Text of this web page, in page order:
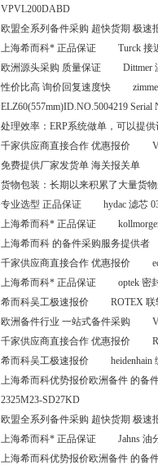
VPVL200DABD
欧盟全系列备件采购 超快货期 极
上海希而科* 正品保证 Turck 接
欧洲源头采购 质量保证 Dittmer 温
性价比高 询价回复速度快 zimmer
ELZ60(557mm)ID.NO.5004219 Serial
处理效率：ERP系统做单，可以提
千家供应商直接合作 优惠报价
免费提供厂家发货单 海关报关单
货物包装：长期以来积累了大量货
专业选型 正品保证 hydac 滤芯
上海希而科* 正品保证 kollmorgen
上海希而科 的备件采购服务提供者
千家供应商直接合作 优惠报价
上海希而科* 正品保证 optek 密封
希而科吴工极速报价 ROTEX 联
欧洲备件行业 一站式备件采购
千家供应商直接合作 优惠报价
希而科吴工极速报价 heidenhain
上海希而科优势报价欧洲备件 的
2325M23-SD27KD
欧盟全系列备件采购 超快货期 极
上海希而科* 正品保证 Jahns 油
上海希而科优势报价欧洲备件 的备